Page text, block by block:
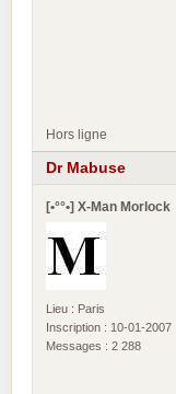
Hors ligne
Dr Mabuse
[•°°•] X-Man Morlock
Lieu : Paris
Inscription : 10-01-2007
Messages : 2 288